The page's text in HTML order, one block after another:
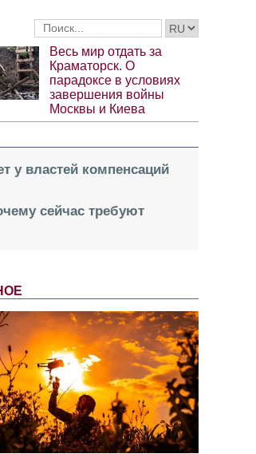
Весь мир отдать за
Краматорск. О
парадоксе в условиях
завершения войны
Москвы и Киева
у властей компенсаций
сейчас требуют